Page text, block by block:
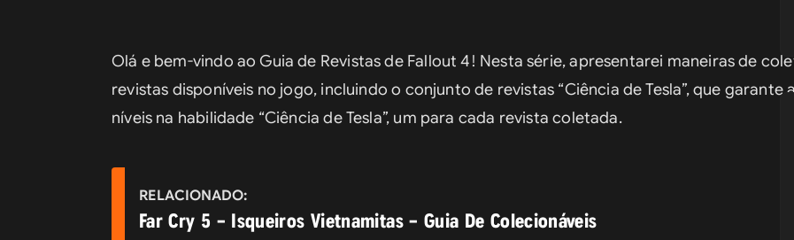
Olá e bem-vindo ao Guia de Revistas de Fallout 4! Nesta série, apresentarei maneiras de
revistas disponíveis no jogo, incluindo o conjunto de revistas “Ciência de Tesla”, que garante
níveis na habilidade “Ciência de Tesla”, um para cada revista coletada.
RELACIONADO:
Far Cry 5 – Isqueiros Vietnamitas – Guia De Colecionáveis